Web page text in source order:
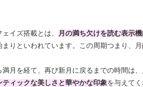
イズ搭載とは、 月の満ち欠けを読む表示
りといわれています。
この周期つまり、
満月を経て、再び新月に戻るまでの時間は
ティックな美しさと華やかな印象を与えてく